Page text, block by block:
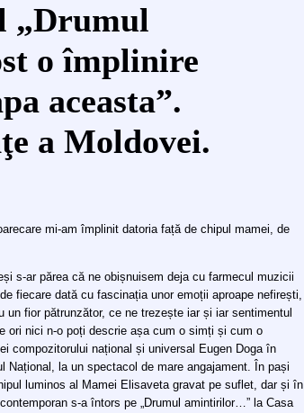
„Drumul
o împlinire
aceasta”.
a Moldovei.
mi-am împlinit datoria față de chipul mamei, de
s-ar părea că ne obișnuisem deja cu farmecul muzicii
fiecare dată cu fascinația unor emoții aproape nefirești,
fior pătrunzător, ce ne trezește iar și iar sentimentul
ori nici n-o poți descrie așa cum o simți și cum o
compozitorului național și universal Eugen Doga în
la un spectacol de mare angajament. În pași
luminos al Mamei Elisaveta gravat pe suflet, dar și în
s-a întors pe „Drumul amintirilor…” la Casa